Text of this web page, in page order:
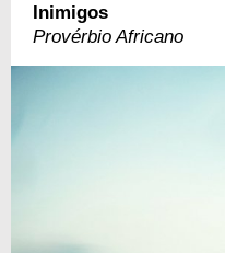
Inimigos
Provérbio Africano